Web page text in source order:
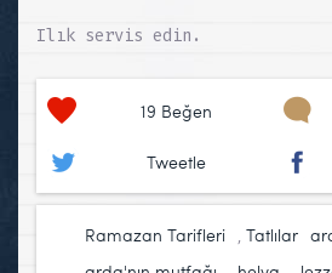
Ilık servis edin.
19 Beğen
Tweetle
Ramazan Tarifleri , Tatlılar